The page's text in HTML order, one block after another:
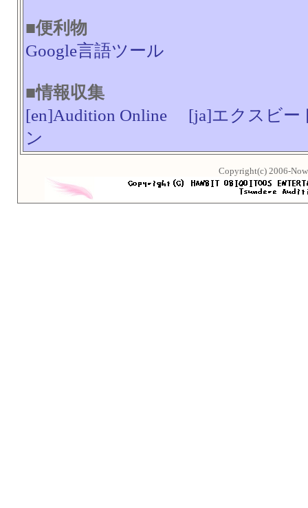
■便利物
Google言語ツール
■情報収集
[en]Audition Online
[ja]エクスビー
ン
Copyright(c) 2006-